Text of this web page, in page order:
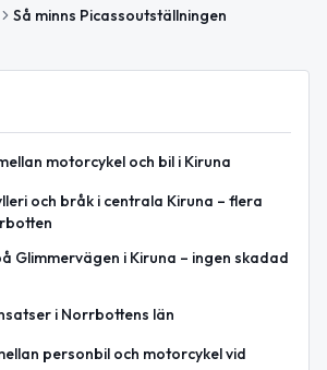
Så minns Picassoutställningen
motorcykel och bil i Kiruna
och bråk i centrala Kiruna – flera
Glimmervägen i Kiruna – ingen skadad
i Norrbottens län
personbil och motorcykel vid